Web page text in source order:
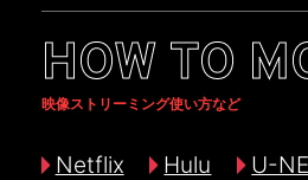
HOW TO
映像ストリーミング使い方など
Netflix Hulu
U-